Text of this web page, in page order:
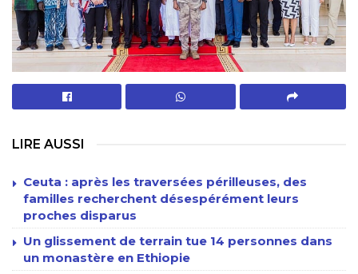
LIRE AUSSI
Ceuta : après les traversées périlleuses, des
familles recherchent désespérément leurs
proches disparus
Un glissement de terrain tue 14 personnes dans
un monastère en Ethiopie